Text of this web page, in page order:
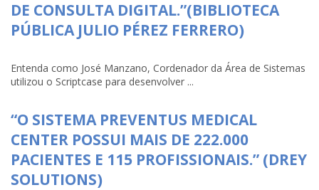
DE CONSULTA DIGITAL.”(BIBLIOTECA
PÚBLICA JULIO PÉREZ FERRERO)
Entenda como José Manzano, Cordenador da Área de Sistemas
utilizou o Scriptcase para desenvolver ...
“O SISTEMA PREVENTUS MEDICAL
CENTER POSSUI MAIS DE 222.000
PACIENTES E 115 PROFISSIONAIS.” (DREY
SOLUTIONS)